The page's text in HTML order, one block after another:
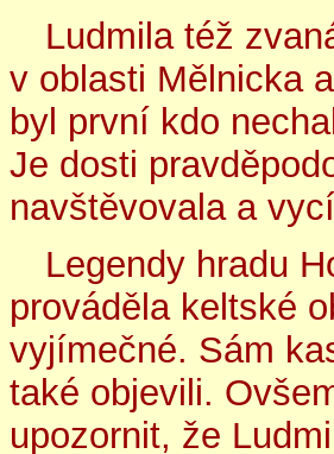
Ludmila též
v oblasti Mělnicka
byl první kdo
Je dosti
navštěvovala a
Legendy hradu
prováděla keltské
vyjímečné. Sám
také objevili.
upozornit, že